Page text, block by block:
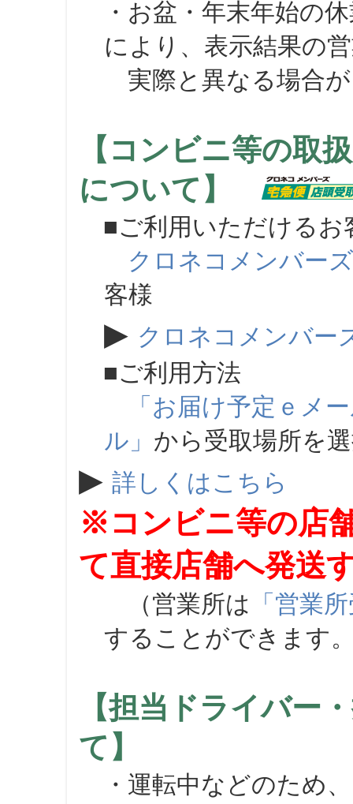
・お盆・年末年始の
により、表示結果の
実際と異なる場合が
【コンビニ等の取
について】
■ご利用いただけるお
クロネコメンバーズ
客様
▶ クロネコメンバー
■ご利用方法
「お届け予定ｅメ
ル」 から受取場所を
▶ 詳しくはこちら
※コンビニ等の店
て直接店舗へ発送
（営業所は 「営業
することができます
【担当ドライバー
て】
・運転中などのため